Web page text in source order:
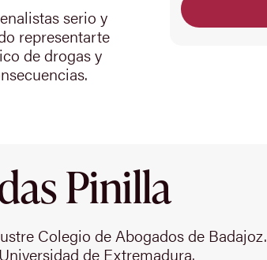
serio y
representarte
de drogas y
Pinilla
Colegio de Abogados de Badajoz.
de Extremadura.